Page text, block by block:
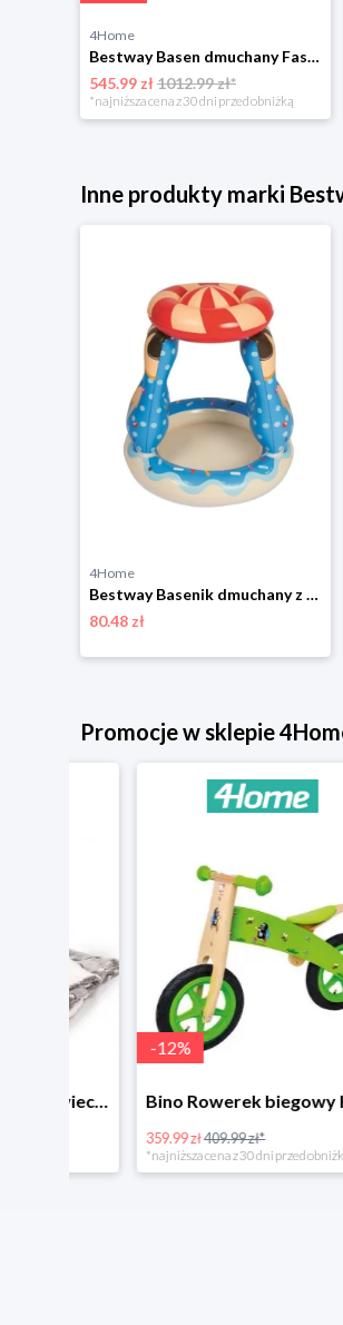
4Home
Bestway Basen dmuchany Fast Set, śr. 457 cm, wys. 84 cm
545.99 zł1012.99 zł*
*najniższa cena z 30 dni przed obniżką
Inne produkty marki
4Home
Bestway Basenik dmuchany z daszkiem, 91 x 89 cm
80.48 zł
Promocje w sklepie
Bino Rowerek biegowy Krecik
409.99 zł*
*najniższa cena z 30 dni przed obniżką